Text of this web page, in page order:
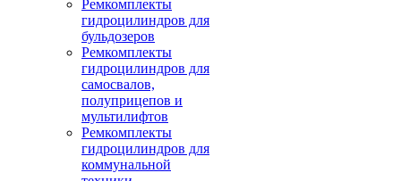
Ремкомплекты
гидроцилиндров для
бульдозеров
Ремкомплекты
гидроцилиндров для
самосвалов,
полуприцепов и
мультилифтов
Ремкомплекты
гидроцилиндров для
коммунальной